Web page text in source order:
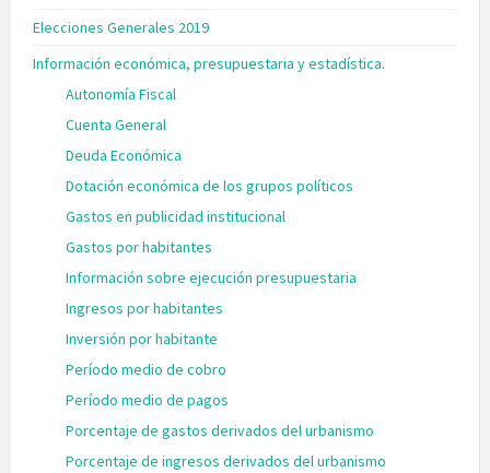
Elecciones Generales 2019
Información económica, presupuestaria y estadística.
Autonomía Fiscal
Cuenta General
Deuda Económica
Dotación económica de los grupos políticos
Gastos en publicidad institucional
Gastos por habitantes
Información sobre ejecución presupuestaria
Ingresos por habitantes
Inversión por habitante
Período medio de cobro
Período medio de pagos
Porcentaje de gastos derivados del urbanismo
Porcentaje de ingresos derivados del urbanismo